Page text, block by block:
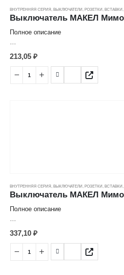
ВНУТРЕННЯЯ СЕРИЯ, ВЫКЛЮЧАТЕЛИ, РОЗЕТКИ, ВСТАВКИ,
Полное описание
Характеристика товара:
Выключатель 1 кл.
Страна: Турция
Производитель: Makel
213,05 ₽
ВНУТРЕННЯЯ СЕРИЯ, ВЫКЛЮЧАТЕЛИ, РОЗЕТКИ, ВСТАВКИ,
Полное описание
Характеристика товара:
Выключатель 2кл с подсветкой
Страна: Турция
Производитель: Makel
337,10 ₽